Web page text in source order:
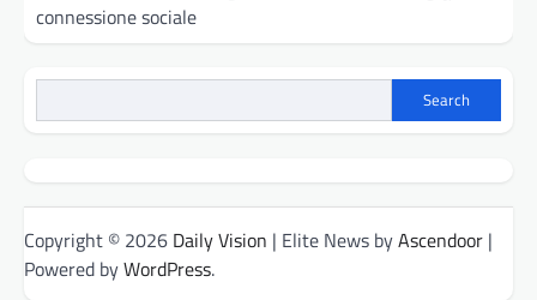
connessione sociale
Search
Copyright © 2026 Daily Vision | Elite News byAscendoor |
Powered byWordPress.